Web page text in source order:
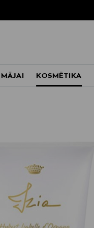
MĀJAI KOSMĒTIKA